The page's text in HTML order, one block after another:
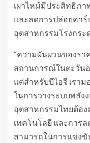
เผาไหม้มีประสิทธิภา
และลดการปล่อยคาร์
อุตสาหกรรมโรงกร
“ความผันผวนของรา
สถานการณ์ในตะวัน
แต่สำหรับบีไอจี เรา
ในการวางระบบพลัง
อุตสาหกรรมไทยต้อ
เทคโนโลยี และการ
สามารถในการแข่ง